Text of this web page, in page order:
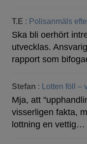
T.E : Polisanmäls
Ska bli oerhört
utvecklas.
rapport som
Stefan : Lotten föll –
Mja, att
visserligen fakta,
lottning en vettig…